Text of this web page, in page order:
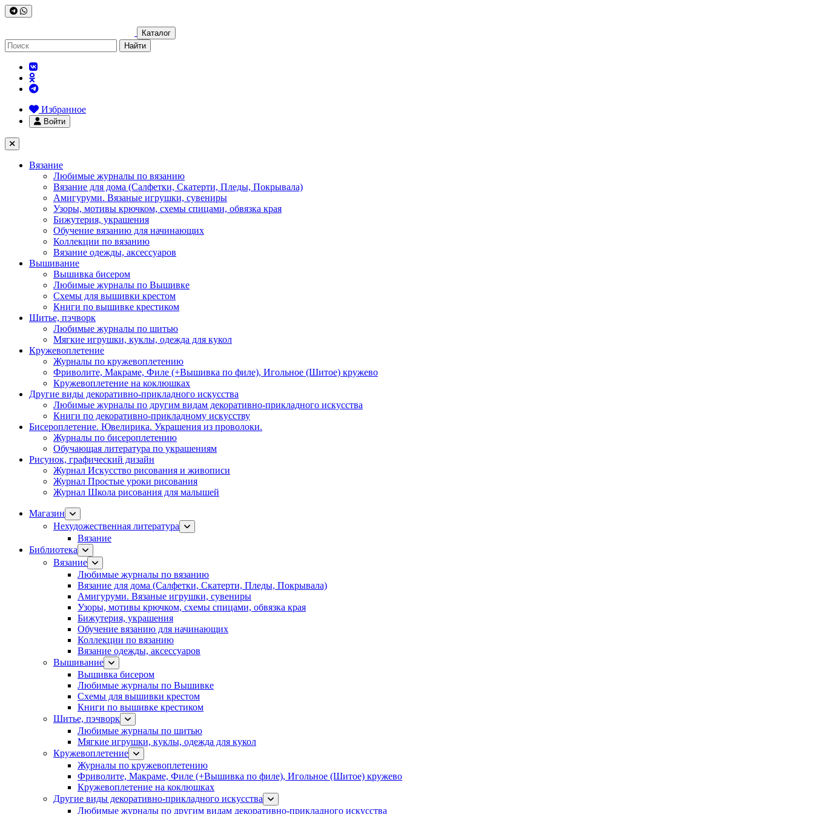
Каталог
Найти
Избранное
Войти
Вязание
Любимые журналы по вязанию
Вязание для дома (Салфетки, Скатерти, Пледы, Покрывала)
Амигуруми. Вязаные игрушки, сувениры
Узоры, мотивы крючком, схемы спицами, обвязка края
Бижутерия, украшения
Обучение вязанию для начинающих
Коллекции по вязанию
Вязание одежды, аксессуаров
Вышивание
Вышивка бисером
Любимые журналы по Вышивке
Схемы для вышивки крестом
Книги по вышивке крестиком
Шитье, пэчворк
Любимые журналы по шитью
Мягкие игрушки, куклы, одежда для кукол
Кружевоплетение
Журналы по кружевоплетению
Фриволите, Макраме, Филе (+Вышивка по филе), Игольное (Шитое) кружево
Кружевоплетение на коклюшках
Другие виды декоративно-прикладного искусства
Любимые журналы по другим видам декоративно-прикладного искусства
Книги по декоративно-прикладному искусству
Бисероплетение. Ювелирика. Украшения из проволоки.
Журналы по бисероплетению
Обучающая литература по украшениям
Рисунок, графический дизайн
Журнал Искусство рисования и живописи
Журнал Простые уроки рисования
Журнал Школа рисования для малышей
Магазин
Нехудожественная литература
Вязание
Библиотека
Вязание
Любимые журналы по вязанию
Вязание для дома (Салфетки, Скатерти, Пледы, Покрывала)
Амигуруми. Вязаные игрушки, сувениры
Узоры, мотивы крючком, схемы спицами, обвязка края
Бижутерия, украшения
Обучение вязанию для начинающих
Коллекции по вязанию
Вязание одежды, аксессуаров
Вышивание
Вышивка бисером
Любимые журналы по Вышивке
Схемы для вышивки крестом
Книги по вышивке крестиком
Шитье, пэчворк
Любимые журналы по шитью
Мягкие игрушки, куклы, одежда для кукол
Кружевоплетение
Журналы по кружевоплетению
Фриволите, Макраме, Филе (+Вышивка по филе), Игольное (Шитое) кружево
Кружевоплетение на коклюшках
Другие виды декоративно-прикладного искусства
Любимые журналы по другим видам декоративно-прикладного искусства